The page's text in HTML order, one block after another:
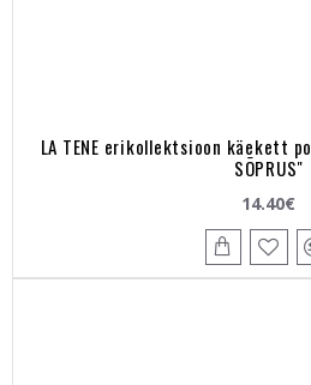
LA TENE erikollektsioon käekett
SÕPRUS"
14.40€